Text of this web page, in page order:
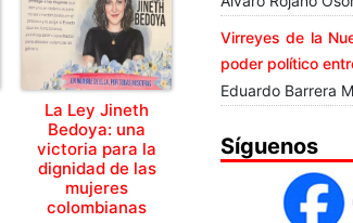
La Ley Jineth
Bedoya: una
victoria para la
dignidad de las
mujeres
colombianas
Virreyes de la
poder político
Eduardo Barrera
Síguenos